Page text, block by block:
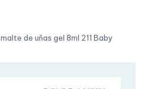
de uñas gel 8ml 211 Baby